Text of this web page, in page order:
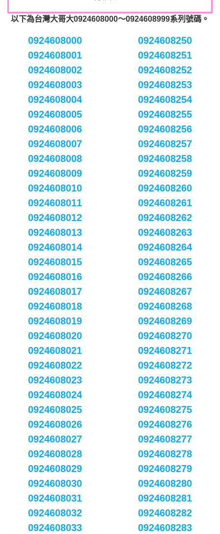
以下為台灣大哥大0924608000～0924608999系列號碼。
0924608000
0924608001
0924608002
0924608003
0924608004
0924608005
0924608006
0924608007
0924608008
0924608009
0924608010
0924608011
0924608012
0924608013
0924608014
0924608015
0924608016
0924608017
0924608018
0924608019
0924608020
0924608021
0924608022
0924608023
0924608024
0924608025
0924608026
0924608027
0924608028
0924608029
0924608030
0924608031
0924608032
0924608033
0924608250
0924608251
0924608252
0924608253
0924608254
0924608255
0924608256
0924608257
0924608258
0924608259
0924608260
0924608261
0924608262
0924608263
0924608264
0924608265
0924608266
0924608267
0924608268
0924608269
0924608270
0924608271
0924608272
0924608273
0924608274
0924608275
0924608276
0924608277
0924608278
0924608279
0924608280
0924608281
0924608282
0924608283